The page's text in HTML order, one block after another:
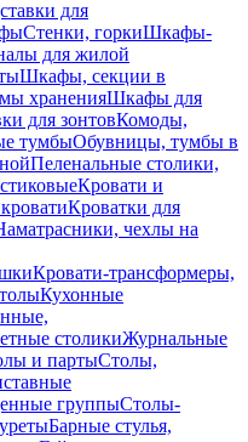
для
Стенки, горкиШкафы-
для жилой
Шкафы, секции в
храненияШкафы для
для зонтовКомоды,
тумбыОбувницы, тумбы в
Пеленальные столики,
Кровати и
Кроватки для
чехлы на
Кровати-трансформеры,
Кухонные
столикиЖурнальные
и партыСтолы,
группыСтолы-
Барные стулья,